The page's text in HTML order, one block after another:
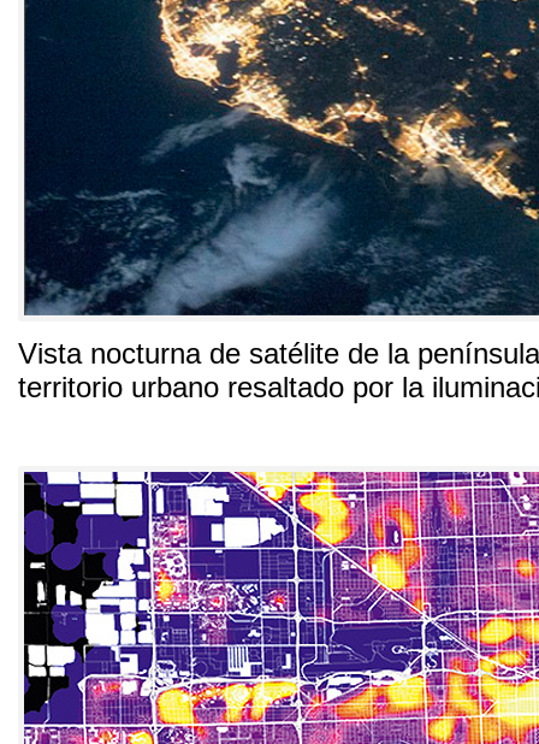
Vista nocturna de satélite de la
territorio urbano resaltado por la